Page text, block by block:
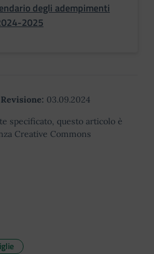
degli adempimenti
2025
Revisione: 03.09.2024
specificato, questo articolo è
Creative Commons